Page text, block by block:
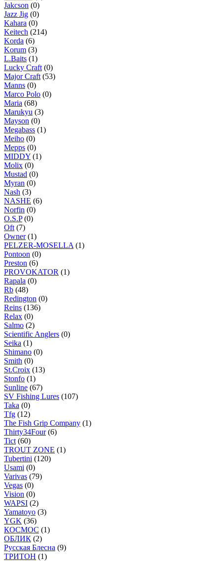
Jakcson (0)
Jazz Jig (0)
Kahara (0)
Keitech (214)
Korda (6)
Korum (3)
L.Baits (1)
Lucky Craft (0)
Major Craft (53)
Manns (0)
Marco Polo (0)
Maria (68)
Marukyu (3)
Mayson (0)
Megabass (1)
Meiho (0)
Mepps (0)
MIDDY (1)
Molix (0)
Mustad (0)
Myran (0)
Nash (3)
NASHE (6)
Norfin (0)
O.S.P(0)
Oft (7)
Owner(1)
PELZER-MOSELLA (1)
Pontoon (0)
Preston (6)
PROVOKATOR (1)
Rapala (0)
Rb (48)
Redington (0)
Reins (136)
Relax (0)
Salmo (2)
Scientific Anglers (0)
Seika (1)
Shimano (0)
Smith (0)
St.Croix (13)
Stonfo (1)
Sunline (67)
SV Fishing Lures (107)
Taka (0)
Tfg (12)
The Fish Grip Company (1)
Thirty34Four(6)
Tict (60)
TROUT ZONE (1)
Tubertini (120)
Usami (0)
Varivas (79)
Vegas (0)
Vision (0)
WAPSI (2)
Yamatoyo (3)
YGK (36)
КОСМОС (1)
ОБЛИК (2)
Русская Блесна (9)
ТРИТОН (1)